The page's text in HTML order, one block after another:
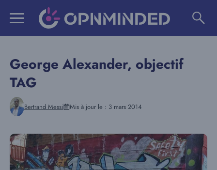
George Alexander, objectif
TAG
Bertrand Messi Mis à jour le : 3 mars 2014